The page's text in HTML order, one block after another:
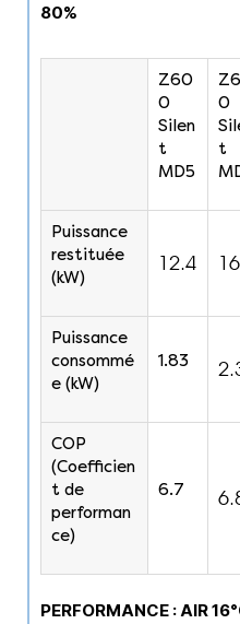
80%
Z60
0
Silen
t
MD5
0
t
Puissance
restituée
(kW)
12.4
Puissance
consommé
e (kW)
1.83
COP
(Coefficien
t de
performan
ce)
6.7
PERFORMANCE : AIR